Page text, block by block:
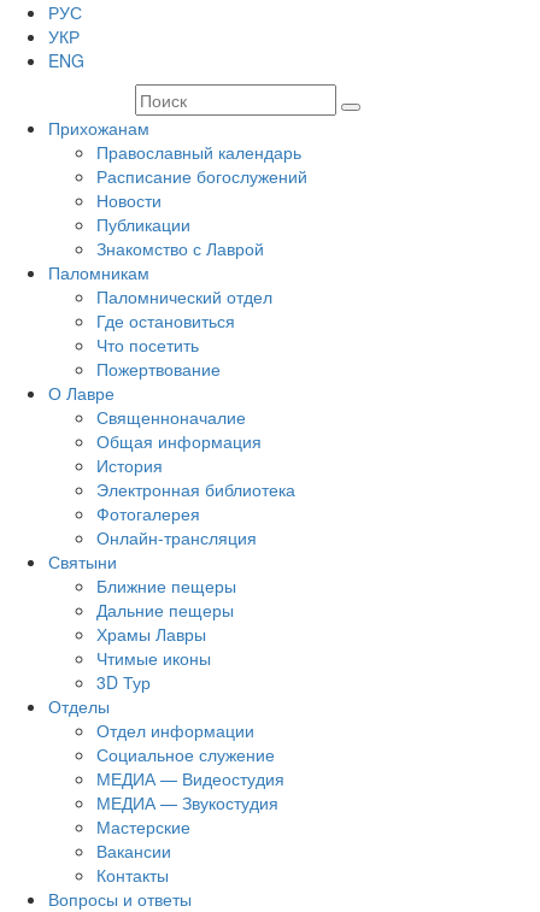
РУС
УКР
ENG
Прихожанам
Православный календарь
Расписание богослужений
Новости
Публикации
Знакомство с Лаврой
Паломникам
Паломнический отдел
Где остановиться
Что посетить
Пожертвование
О Лавре
Священноначалие
Общая информация
История
Электронная библиотека
Фотогалерея
Онлайн-трансляция
Святыни
Ближние пещеры
Дальние пещеры
Храмы Лавры
Чтимые иконы
3D Тур
Отделы
Отдел информации
Социальное служение
МЕДИА — Видеостудия
МЕДИА — Звукостудия
Мастерские
Вакансии
Контакты
Вопросы и ответы